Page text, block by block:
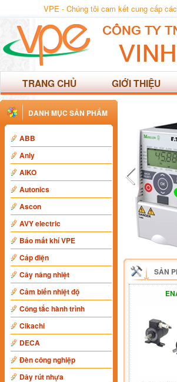
VPE - Chúng tôi cam kết cung cấp
TRANG CHỦ GIỚI THIỆU
DANH MỤC SẢN PHẨM
ABB
Anly
AIKO
Autonics
Ascon
AVY electric
Báo mất khí VPE
Cáp điện
Cây nâng nhiệt
Cảm biến nhiệt độ
Công tắc hành trình
Cikachi
DECA
Đèn công nghiệp
Dây rút nhựa
SẢN